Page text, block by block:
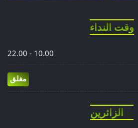
وقت النداء
10.00 - 22.00
مغلق
📈 الزائرين